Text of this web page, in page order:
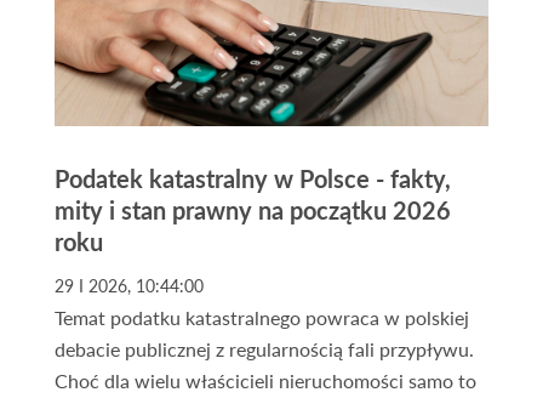
Podatek katastralny w Polsce - fakty,
mity i stan prawny na początku 2026
roku
29 I 2026, 10:44:00
Temat podatku katastralnego powraca w polskiej
debacie publicznej z regularnością fali przypływu.
Choć dla wielu właścicieli nieruchomości samo to